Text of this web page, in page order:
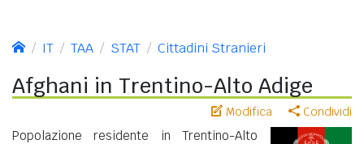
IT TAA STAT Cittadini Stranieri
Afghani in Trentino-Alto Adige
Modifica Condividi
Popolazione residente in Trentino-Alto